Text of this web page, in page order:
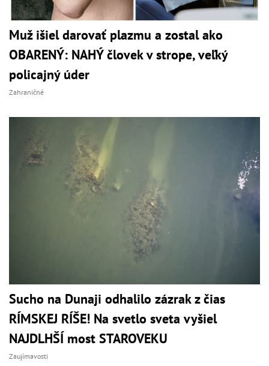
Muž išiel darovať plazmu a zostal ako
OBARENÝ: NAHÝ človek v strope, veľký
policajný úder
Zahraničné
Sucho na Dunaji odhalilo zázrak z čias
RÍMSKEJ RÍŠE! Na svetlo sveta vyšiel
NAJDLHŠÍ most STAROVEKU
Zaujímavosti